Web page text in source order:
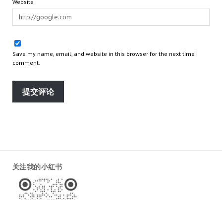
Website
Save my name, email, and website in this browser for the next time I
comment.
关注我的小红书